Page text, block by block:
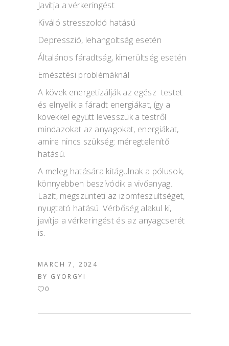
Javítja a vérkeringést
Kiváló stresszoldó hatású
Depresszió, lehangoltság esetén
Általános fáradtság, kimerültség esetén
Emésztési problémáknál
A kövek energetizálják az egész testet
és elnyelik a fáradt energiákat, így a
kövekkel együtt levesszük a testről
mindazokat az anyagokat, energiákat,
amire nincs szükség: méregtelenítő
hatású.
A meleg hatására kitágulnak a pólusok,
könnyebben beszívódik a vivőanyag.
Lazít, megszünteti az izomfeszültséget,
nyugtató hatású. Vérbőség alakul ki,
javítja a vérkeringést és az anyagcserét
is.
MARCH 7, 2024
BY GYÖRGYI
0